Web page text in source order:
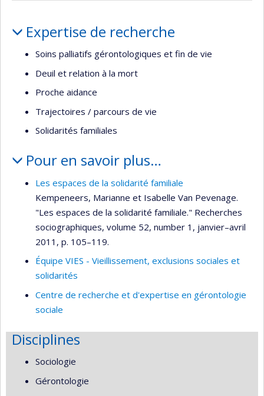
Expertise de recherche
Soins palliatifs gérontologiques et fin de vie
Deuil et relation à la mort
Proche aidance
Trajectoires / parcours de vie
Solidarités familiales
Pour en savoir plus…
Les espaces de la solidarité familiale
Kempeneers, Marianne et Isabelle Van Pevenage.
"Les espaces de la solidarité familiale." Recherches
sociographiques, volume 52, number 1, janvier–avril
2011, p. 105–119.
Équipe VIES - Vieillissement, exclusions sociales et
solidarités
Centre de recherche et d'expertise en gérontologie
sociale
Disciplines
Sociologie
Gérontologie